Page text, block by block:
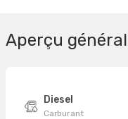
Aperçu général
Diesel
Carburant